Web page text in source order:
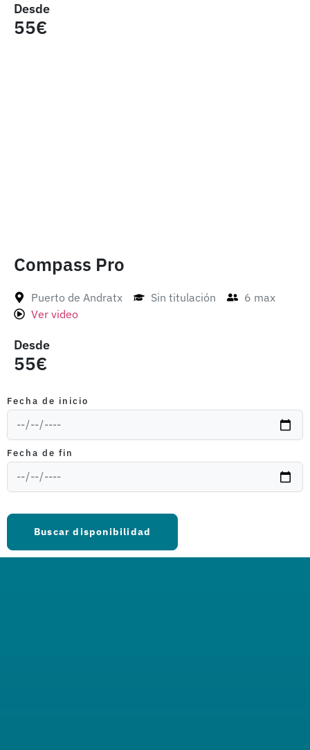
Desde
55€
Compass Pro
Puerto de Andratx Sin titulación
6 max
Ver video
Desde
55€
Fecha de inicio
Fecha de fin
Buscar disponibilidad